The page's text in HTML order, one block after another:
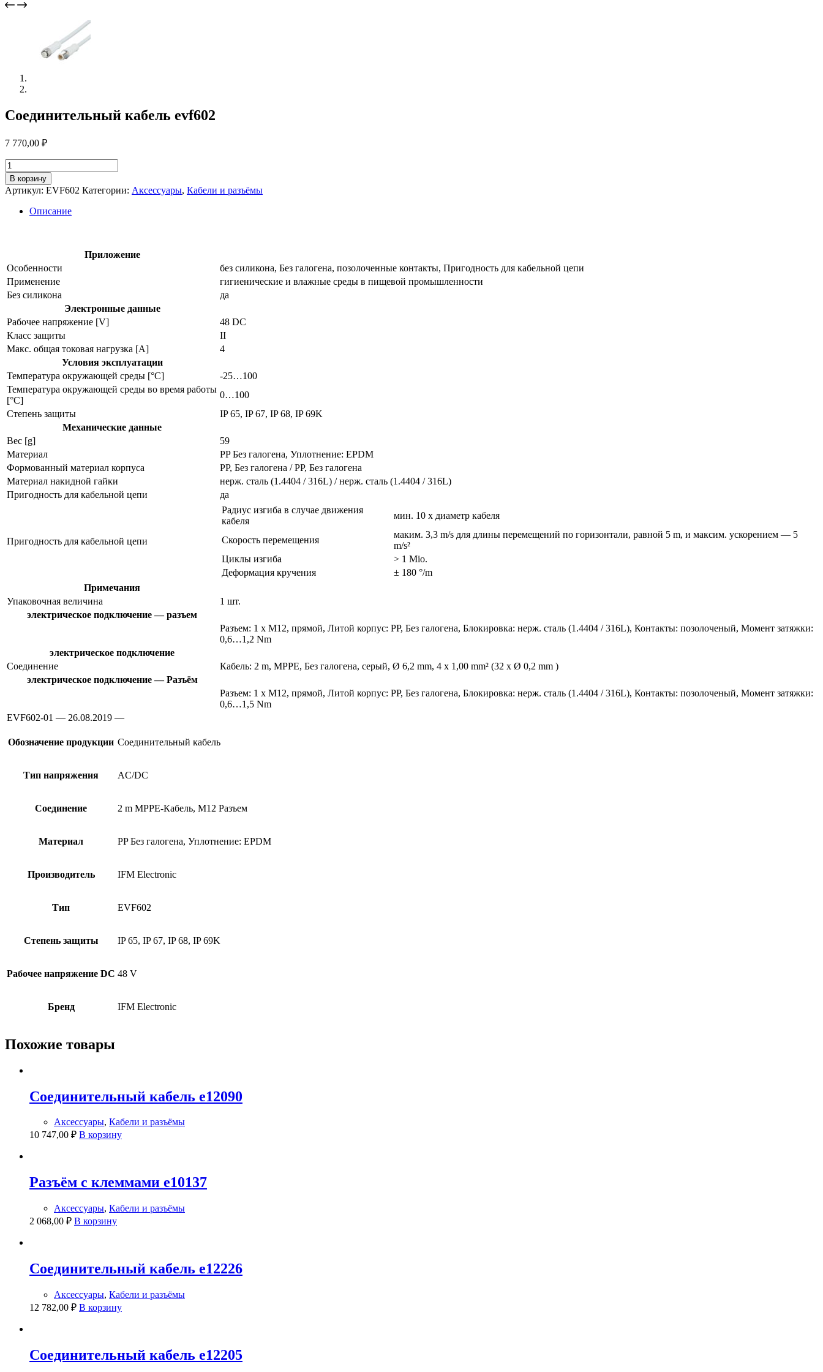
Соединительный кабель evf602
7 770,00 ₽
Количество
товара
Соединительный
кабель
evf602
В корзину
Артикул: EVF602 Категории: Аксессуары, Кабели и разъёмы
Описание
Приложение
Особенности
без силикона, Без галогена, позолоченные контакты, Пригодность для кабельной цепи
Применение
гигиенические и влажные среды в пищевой промышленности
Без силикона
да
Электронные данные
Рабочее напряжение [V]
48 DC
Класс защиты
II
Макс. общая токовая нагрузка [A]
4
Условия эксплуатации
Температура окружающей среды [°C]
-25…100
Температура окружающей среды во время работы
[°C]
0…100
Степень защиты
IP 65, IP 67, IP 68, IP 69K
Механические данные
Вес [g]
59
Материал
PP Без галогена, Уплотнение: EPDM
Формованный материал корпуса
PP, Без галогена / PP, Без галогена
Материал накидной гайки
нерж. сталь (1.4404 / 316L) / нерж. сталь (1.4404 / 316L)
Пригодность для кабельной цепи
да
Пригодность для кабельной цепи
Радиус изгиба в случае движения
кабеля
мин. 10 x диаметр кабеля
Скорость перемещения
маким. 3,3 m/s для длины перемещений по горизонтали, равной 5 m, и максим. ускорением — 5
m/s²
Циклы изгиба
> 1 Mio.
Деформация кручения
± 180 °/m
Примечания
Упаковочная величина
1 шт.
электрическое подключение — разъем
Разъем: 1 x M12, прямой, Литой корпус: PP, Без галогена, Блокировка: нерж. сталь (1.4404 / 316L), Контакты: позолоченый, Момент затяжки:
0,6…1,2 Nm
электрическое подключение
Соединение
Кабель: 2 m, MPPE, Без галогена, серый, Ø 6,2 mm, 4 x 1,00 mm² (32 x Ø 0,2 mm )
электрическое подключение — Разъём
Разъем: 1 x M12, прямой, Литой корпус: PP, Без галогена, Блокировка: нерж. сталь (1.4404 / 316L), Контакты: позолоченый, Момент затяжки:
0,6…1,5 Nm
EVF602-01 — 26.08.2019 —
Обозначение продукции Соединительный кабель
Тип напряжения AC/DC
Соединение 2 m MPPE-Кабель, M12 Разъем
Материал PP Без галогена, Уплотнение: EPDM
Производитель IFM Electronic
Тип EVF602
Степень защиты IP 65, IP 67, IP 68, IP 69K
Рабочее напряжение DC 48 V
Бренд IFM Electronic
Похожие товары
Соединительный кабель e12090
Аксессуары, Кабели и разъёмы
10 747,00 ₽ В корзину
Разъём с клеммами e10137
Аксессуары, Кабели и разъёмы
2 068,00 ₽ В корзину
Соединительный кабель e12226
Аксессуары, Кабели и разъёмы
12 782,00 ₽ В корзину
Соединительный кабель e12205